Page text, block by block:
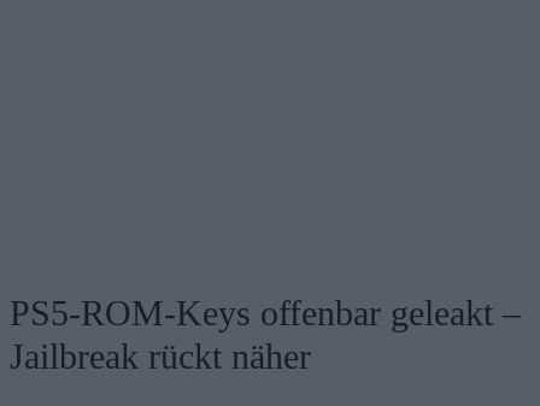
PS5-ROM-Keys offenbar geleakt –
Jailbreak rückt näher